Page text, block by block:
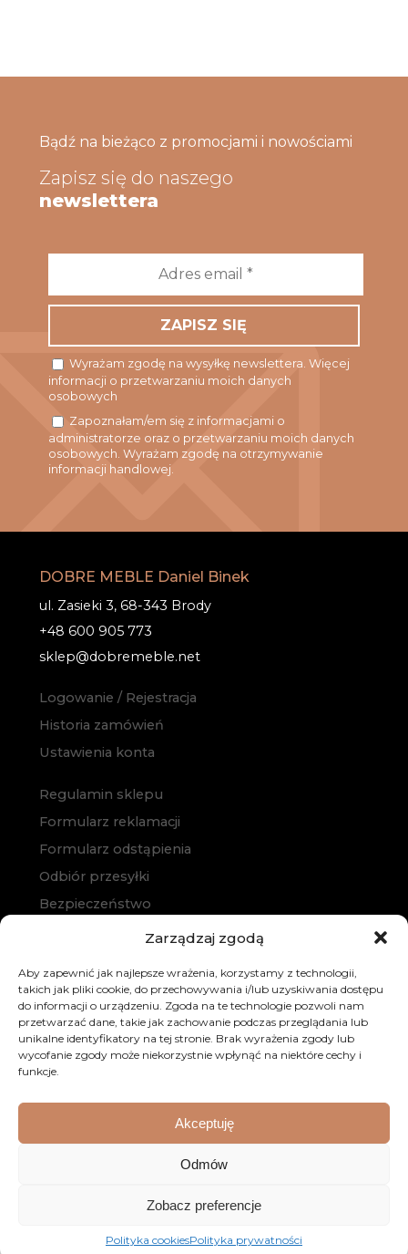
Zarządzaj zgodą
Aby zapewnić jak najlepsze wrażenia, korzystamy z technologii,
takich jak pliki cookie, do przechowywania i/lub uzyskiwania dostępu
do informacji o urządzeniu. Zgoda na te technologie pozwoli nam
przetwarzać dane, takie jak zachowanie podczas przeglądania lub
unikalne identyfikatory na tej stronie. Brak wyrażenia zgody lub
wycofanie zgody może niekorzystnie wpłynąć na niektóre cechy i
funkcje.
Akceptuję
Odmów
Zobacz preferencje
Polityka cookiesPolityka prywatności
Bądź na bieżąco z promocjami i nowościami
Zapisz się do naszego
newslettera
*
Wyrażam zgodę na wysyłkę newslettera. Więcej
informacji o przetwarzaniu moich danych
osobowych
Zapoznałam/em się z informacjami o
administratorze oraz o przetwarzaniu moich danych
osobowych. Wyrażam zgodę na otrzymywanie
informacji handlowej.
DOBRE MEBLE Daniel Binek
ul. Zasieki 3, 68-343 Brody
+48 600 905 773
sklep@dobremeble.net
Logowanie / Rejestracja
Historia zamówień
Ustawienia konta
Regulamin sklepu
Formularz reklamacji
Formularz odstąpienia
Odbiór przesyłki
Bezpieczeństwo
Polityka prywatności
Zakup na raty
Kontakt
© 2026 Dobre Meble. Wszystkie prawa zastrzeżone.